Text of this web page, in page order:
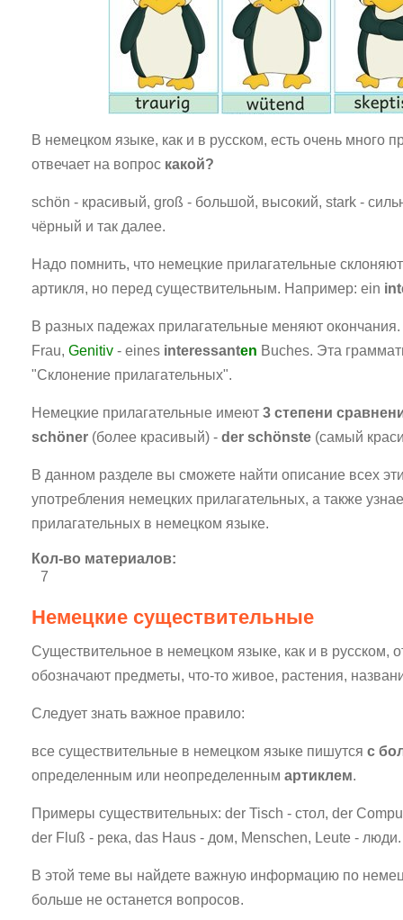
В немецком языке, как и в русском, есть очень много
отвечает на вопрос какой?
schön - красивый, groß - большой, высокий, stark -
чёрный и так далее.
Надо помнить, что немецкие прилагательные
артикля, но перед существительным. Например: ein
В разных падежах прилагательные меняют
Frau, Genitiv - eines interessanten Buches. Эта
"Склонение прилагательных".
Немецкие прилагательные имеют 3 степени
schöner (более красивый) - der schönste (самый
В данном разделе вы сможете найти описание всех
употребления немецких прилагательных, а также
прилагательных в немецком языке.
Кол-во материалов:
7
Немецкие существительные
Существительное в немецком языке, как и в русском,
обозначают предметы, что-то живое, растения,
Следует знать важное правило:
все существительные в немецком языке пишутся с
определенным или неопределенным артиклем.
Примеры существительных: der Tisch - стол, der
der Fluß - река, das Haus - дом, Menschen, Leute - люди.
В этой теме вы найдете важную информацию по
больше не останется вопросов.